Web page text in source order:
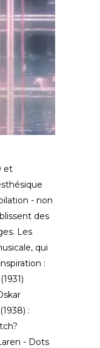
et
- non
des
Les
qui
:
:
- Dots